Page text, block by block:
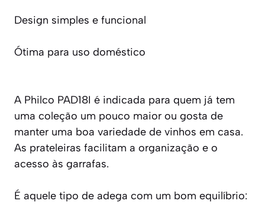
Design simples e funcional
Ótima para uso doméstico
A Philco PAD18I é indicada para quem já tem
uma coleção um pouco maior ou gosta de
manter uma boa variedade de vinhos em casa.
As prateleiras facilitam a organização e o
acesso às garrafas.
É aquele tipo de adega com um bom equilíbrio: